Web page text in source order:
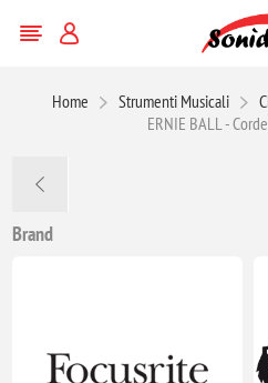
Home Strumenti Musicali
ERNIE BALL -
Brand